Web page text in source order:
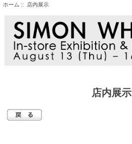
ホーム :: 店内展示
店内展示